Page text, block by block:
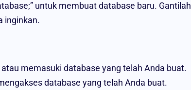
untuk membuat database baru. Gantilah
inginkan.
memasuki database yang telah Anda buat.
database yang telah Anda buat.